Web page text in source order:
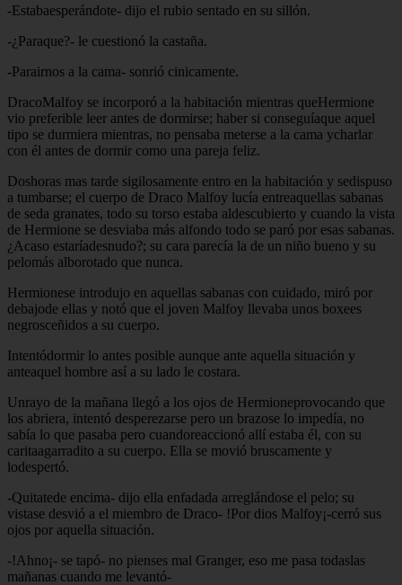
-Estabaesperándote- dijo el rubio sentado en su sillón.
-¿Paraque?- le cuestionó la castaña.
-Parairnos a la cama- sonrió cinicamente.
DracoMalfoy se incorporó a la habitación mientras queHermione
vio preferible leer antes de dormirse; haber si conseguíaque aquel
tipo se durmiera mientras, no pensaba meterse a la cama ycharlar
con él antes de dormir como una pareja feliz.
Doshoras mas tarde sigilosamente entro en la habitación y sedispuso
a tumbarse; el cuerpo de Draco Malfoy lucía entreaquellas sabanas
de seda granates, todo su torso estaba aldescubierto y cuando la vista
de Hermione se desviaba más alfondo todo se paró por esas sabanas.
¿Acaso estaríadesnudo?; su cara parecía la de un niño bueno y su
pelomás alborotado que nunca.
Hermionese introdujo en aquellas sabanas con cuidado, miró por
debajode ellas y notó que el joven Malfoy llevaba unos boxees
negrosceñidos a su cuerpo.
Intentódormir lo antes posible aunque ante aquella situación y
anteaquel hombre así a su lado le costara.
Unrayo de la mañana llegó a los ojos de Hermioneprovocando que
los abriera, intentó desperezarse pero un brazose lo impedía, no
sabía lo que pasaba pero cuandoreaccionó allí estaba él, con su
caritaagarradito a su cuerpo. Ella se movió bruscamente y
lodespertó.
-Quitatede encima- dijo ella enfadada arreglándose el pelo; su
vistase desvió a el miembro de Draco- !Por dios Malfoy¡-cerró sus
ojos por aquella situación.
-!Ahno¡- se tapó- no pienses mal Granger, eso me pasa todaslas
mañanas cuando me levantó-